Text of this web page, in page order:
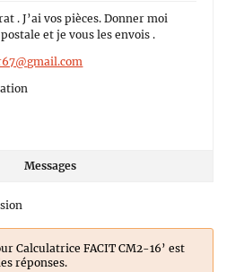
. J’ai vos pièces. Donner moi
et je vous les envois .
Messages
Calculatrice FACIT CM2-16’ est
réponses.